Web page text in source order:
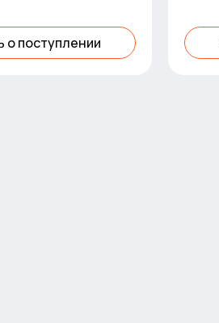
о поступлении